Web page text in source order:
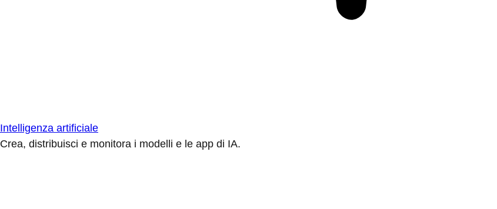
Intelligenza artificiale
Crea, distribuisci e monitora i modelli e le app di IA.